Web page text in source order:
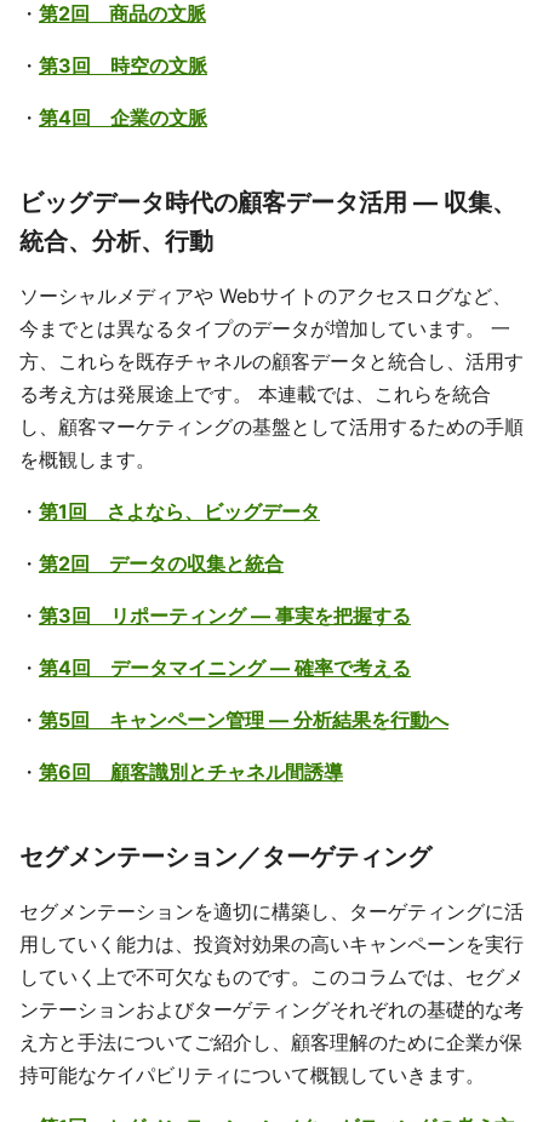
・ 第2回 商品の文脈
・ 第3回 時空の文脈
・ 第4回 企業の文脈
ビッグデータ時代の顧客データ活用 ― 収集、
統合、分析、行動
ソーシャルメディアや Webサイトのアクセスログなど、
今までとは異なるタイプのデータが増加しています。 一
方、これらを既存チャネルの顧客データと統合し、活用す
る考え方は発展途上です。 本連載では、これらを統合
し、顧客マーケティングの基盤として活用するための手順
を概観します。
・ 第1回 さよなら、ビッグデータ
・ 第2回 データの収集と統合
・ 第3回 リポーティング ― 事実を把握する
・ 第4回 データマイニング ― 確率で考える
・ 第5回 キャンペーン管理 ― 分析結果を行動へ
・ 第6回 顧客識別とチャネル間誘導
セグメンテーション／ターゲティング
セグメンテーションを適切に構築し、ターゲティングに活
用していく能力は、投資対効果の高いキャンペーンを実行
していく上で不可欠なものです。このコラムでは、セグメ
ンテーションおよびターゲティングそれぞれの基礎的な考
え方と手法についてご紹介し、顧客理解のために企業が保
持可能なケイパビリティについて概観していきます。